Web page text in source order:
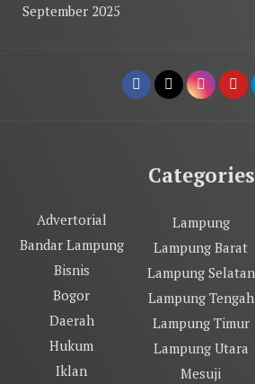
September 2025
Categories
Advertorial
Bandar Lampung
Bisnis
Bogor
Daerah
Hukum
Iklan
Lampung
Lampung Barat
Lampung Selatan
Lampung Tengah
Lampung Timur
Lampung Utara
Mesuji